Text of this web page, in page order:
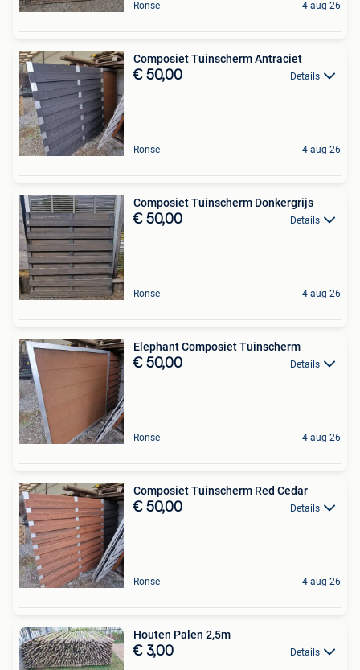
Ronse 4 aug 26
Composiet Tuinscherm Antraciet
€ 50,00 Details
Ronse 4 aug 26
Composiet Tuinscherm Donkergrijs
€ 50,00 Details
Ronse 4 aug 26
Elephant Composiet Tuinscherm
€ 50,00 Details
Ronse 4 aug 26
Composiet Tuinscherm Red Cedar
€ 50,00 Details
Ronse 4 aug 26
Houten Palen 2,5m
€ 3,00 Details